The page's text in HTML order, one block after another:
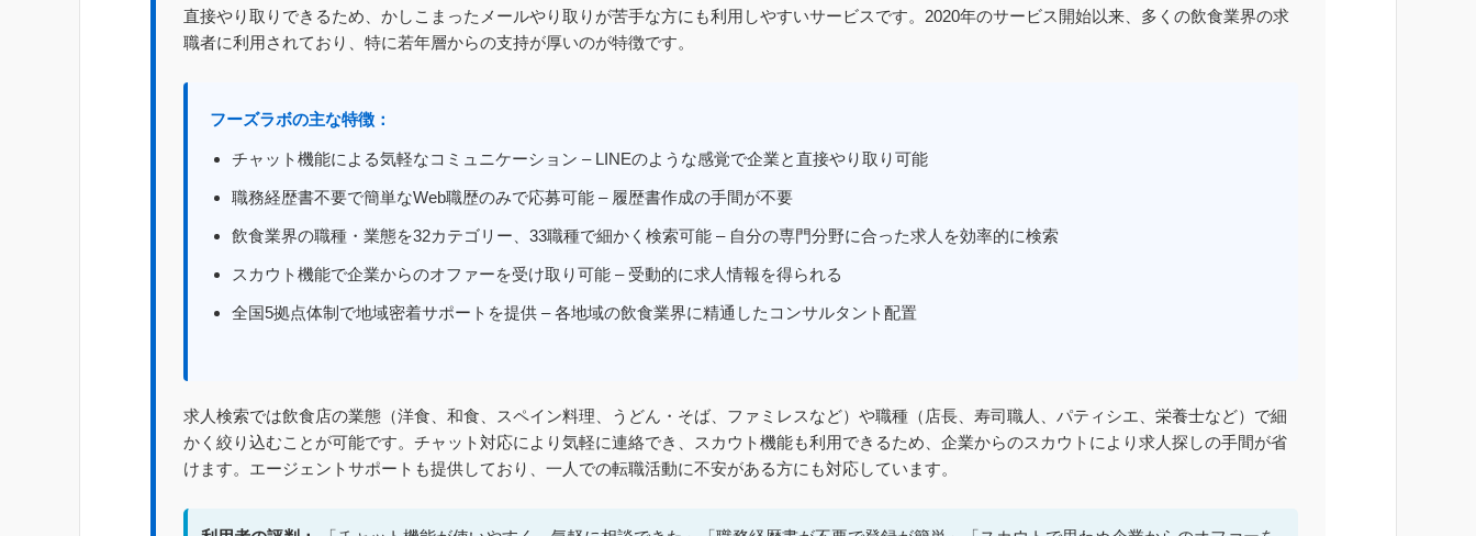
直接やり取りできるため、かしこまったメールやり取りが苦手な方にも利用しやすいサービスです。2020年のサービス開始以来、多くの飲食業界の求
職者に利用されており、特に若年層からの支持が厚いのが特徴です。
フーズラボの主な特徴：
チャット機能による気軽なコミュニケーション – LINEのような感覚で企業と直接やり取り可能
職務経歴書不要で簡単なWeb職歴のみで応募可能 – 履歴書作成の手間が不要
飲食業界の職種・業態を32カテゴリー、33職種で細かく検索可能 – 自分の専門分野に合った求人を効率的に検索
スカウト機能で企業からのオファーを受け取り可能 – 受動的に求人情報を得られる
全国5拠点体制で地域密着サポートを提供 – 各地域の飲食業界に精通したコンサルタント配置
求人検索では飲食店の業態（洋食、和食、スペイン料理、うどん・そば、ファミレスなど）や職種（店長、寿司職人、パティシエ、栄養士など）で細
かく絞り込むことが可能です。チャット対応により気軽に連絡でき、スカウト機能も利用できるため、企業からのスカウトにより求人探しの手間が省
けます。エージェントサポートも提供しており、一人での転職活動に不安がある方にも対応しています。